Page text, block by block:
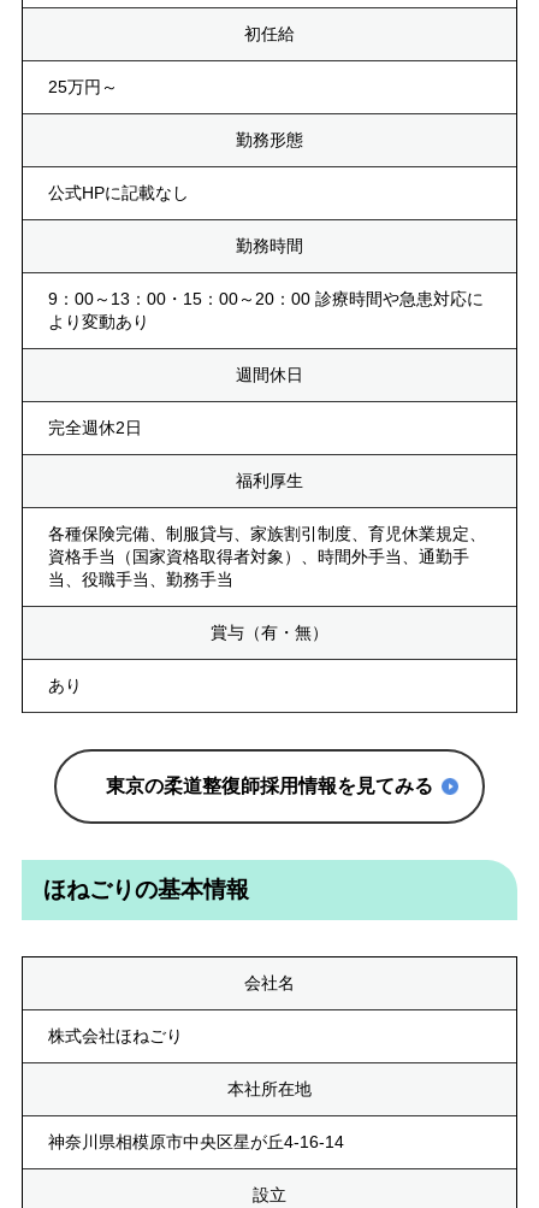
初任給
25万円～
勤務形態
公式HPに記載なし
勤務時間
9：00～13：00・15：00～20：00 診療時間や急患対応に
より変動あり
週間休日
完全週休2日
福利厚生
各種保険完備、制服貸与、家族割引制度、育児休業規定、
資格手当（国家資格取得者対象）、時間外手当、通勤手
当、役職手当、勤務手当
賞与（有・無）
あり
東京の柔道整復師採用情報を見てみる
ほねごりの基本情報
会社名
株式会社ほねごり
本社所在地
神奈川県相模原市中央区星が丘4-16-14
設立